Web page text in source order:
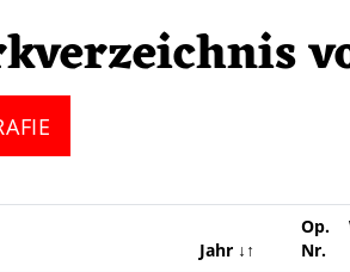
Jahr ↓↑
Op.
Nr.